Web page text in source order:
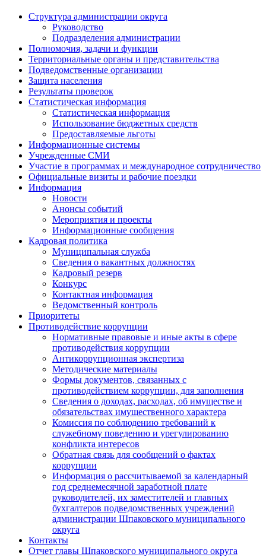
Структура администрации округа
Руководство
Подразделения администрации
Полномочия, задачи и функции
Территориальные органы и представительства
Подведомственные организации
Защита населения
Результаты проверок
Статистическая информация
Статистическая информация
Использование бюджетных средств
Предоставляемые льготы
Информационные системы
Учрежденные СМИ
Участие в программах и международное сотрудничество
Официальные визиты и рабочие поездки
Информация
Новости
Анонсы событий
Мероприятия и проекты
Информационные сообщения
Кадровая политика
Муниципальная служба
Сведения о вакантных должностях
Кадровый резерв
Конкурс
Контактная информация
Ведомственный контроль
Приоритеты
Противодействие коррупции
Нормативные правовые и иные акты в сфере
противодействия коррупции
Антикоррупционная экспертиза
Методические материалы
Формы документов, связанных с
противодействием коррупции, для заполнения
Сведения о доходах, расходах, об имуществе и
обязательствах имущественного характера
Комиссия по соблюдению требований к
служебному поведению и урегулированию
конфликта интересов
Обратная связь для сообщений о фактах
коррупции
Информация о рассчитываемой за календарный
год среднемесячной заработной плате
руководителей, их заместителей и главных
бухгалтеров подведомственных учреждений
администрации Шпаковского муниципального
округа
Контакты
Отчет главы Шпаковского муниципального округа